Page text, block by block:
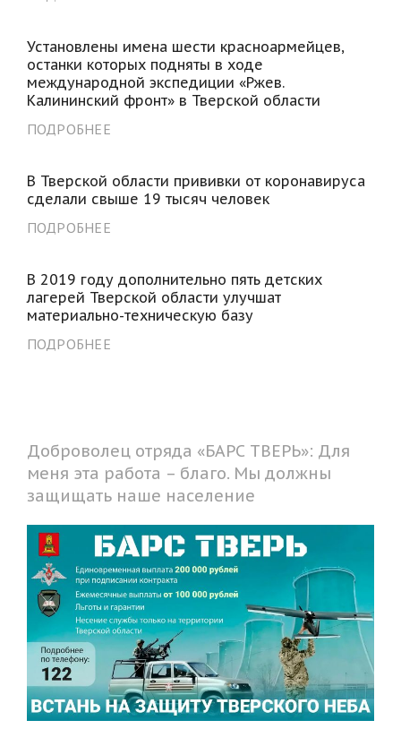
Установлены имена шести красноармейцев,
останки которых подняты в ходе
международной экспедиции «Ржев.
Калининский фронт» в Тверской области
ПОДРОБНЕЕ
В Тверской области прививки от коронавируса
сделали свыше 19 тысяч человек
ПОДРОБНЕЕ
В 2019 году дополнительно пять детских
лагерей Тверской области улучшат
материально-техническую базу
ПОДРОБНЕЕ
Доброволец отряда «БАРС ТВЕРЬ»: Для
меня эта работа – благо. Мы должны
защищать наше население